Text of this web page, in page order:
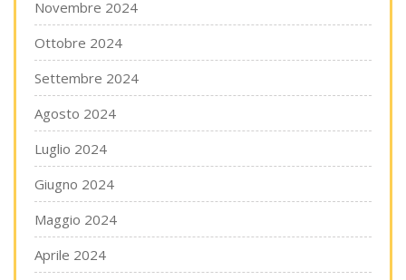
Novembre 2024
Ottobre 2024
Settembre 2024
Agosto 2024
Luglio 2024
Giugno 2024
Maggio 2024
Aprile 2024